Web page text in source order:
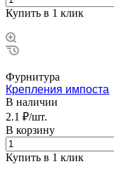
Купить в 1 клик
Фурнитура
Крепления импоста
В наличии
2.1 ₽/шт.
В корзину
Купить в 1 клик